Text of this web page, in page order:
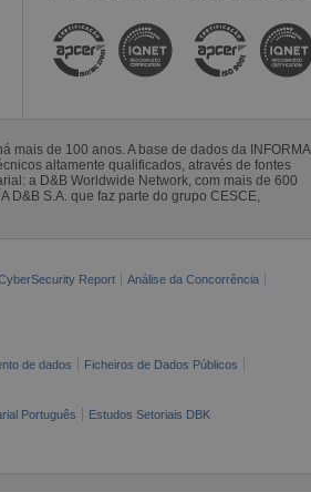
mais de 100 anos. A base de dados da INFORMA
altamente qualificados, através de fontes
a D&B Worldwide Network, com mais de 600
D&B S.A. que faz parte do grupo CESCE,
Report
Análise da Concorrência
de dados
Ficheiros de Dados Públicos
Português Estudos Setoriais DBK